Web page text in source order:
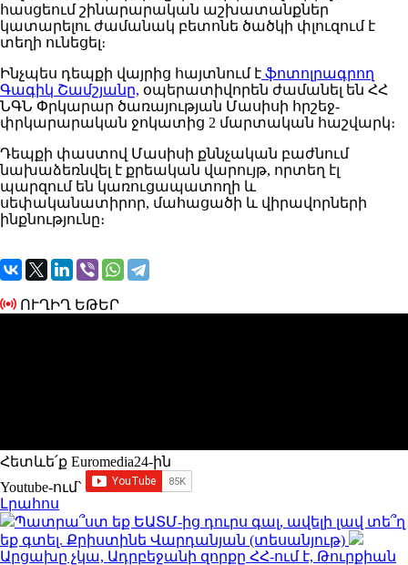
հասցեում շինարարական աշխատանքներ
կատարելու ժամանակ բետոնե ծածկի փլուզում է
տեղի ունեցել։
Ինչպես դեպքի վայրից հայտնում է ֆոտոլրագրող
Գագիկ Շամշյանը, օպերատիվորեն ժամանել են ՀՀ
ՆԳՆ Փրկարար ծառայության Մասիսի հրշեջ-
փրկարարական ջոկատից 2 մարտական հաշվարկ։
Դեպքի փաստով Մասիսի քննչական բաժնում
նախաձեռնվել է քրեական վարույթ, որտեղ էլ
պարզում են կառուցապատողի և
սեփականատիրոր, մահացածի և վիրավորների
ինքնությունը։
ՈՒՂԻՂ ԵԹԵՐ
Հետևե՛ք Euromedia24-ին
Youtube-ում`
Լրահոս
Պատրա՞ստ եք ԵԱՏՄ-ից դուրս գալ, ավելի լավ տե՞ղ
եք գտել. Քրիստինե Վարդանյան (տեսանյութ)
Արցախը չկա, Ադրբեջանի զորքը ՀՀ-ում է, Թուրքիան